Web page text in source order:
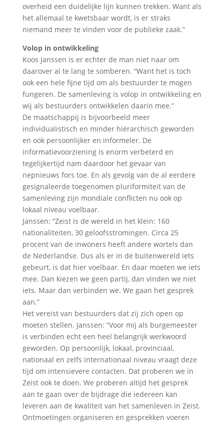
overheid een duidelijke lijn kunnen trekken. Want als
het allemaal te kwetsbaar wordt, is er straks
niemand meer te vinden voor de publieke zaak.”
Volop in ontwikkeling
Koos Janssen is er echter de man niet naar om
daarover al te lang te somberen. “Want het is toch
ook een hele fijne tijd om als bestuurder te mogen
fungeren. De samenleving is volop in ontwikkeling en
wij als bestuurders ontwikkelen daarin mee.”
De maatschappij is bijvoorbeeld meer
individualistisch en minder hiërarchisch geworden
en ook persoonlijker en informeler. De
informatievoorziening is enorm verbeterd en
tegelijkertijd nam daardoor het gevaar van
nepnieuws fors toe. En als gevolg van de al eerdere
gesignaleerde toegenomen pluriformiteit van de
samenleving zijn mondiale conflicten nu ook op
lokaal niveau voelbaar.
Janssen: “Zeist is de wereld in het klein: 160
nationaliteiten, 30 geloofsstromingen. Circa 25
procent van de inwoners heeft andere wortels dan
de Nederlandse. Dus als er in de buitenwereld iets
gebeurt, is dat hier voelbaar. En daar moeten we iets
mee. Dan kiezen we geen partij, dan vinden we niet
iets. Maar dan verbinden we. We gaan het gesprek
aan.”
Het vereist van bestuurders dat zij zich open op
moeten stellen. Janssen: “Voor mij als burgemeester
is verbinden echt een heel belangrijk werkwoord
geworden. Op persoonlijk, lokaal, provinciaal,
nationaal en zelfs internationaal niveau vraagt deze
tijd om intensievere contacten. Dat proberen we in
Zeist ook te doen. We proberen altijd het gesprek
aan te gaan over de bijdrage die iedereen kan
leveren aan de kwaliteit van het samenleven in Zeist.
Ontmoetingen organiseren en gesprekken voeren